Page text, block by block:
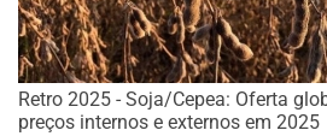
Retro 2025 - Soja/Cepea: Oferta
preços internos e externos em 2025